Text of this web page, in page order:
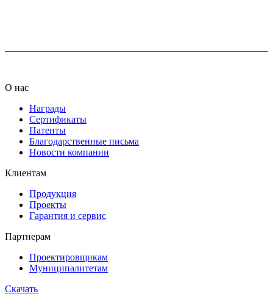
О нас
Награды
Сертификаты
Патенты
Благодарственные письма
Новости компании
Клиентам
Продукция
Проекты
Гарантия и сервис
Партнерам
Проектировщикам
Муниципалитетам
Скачать